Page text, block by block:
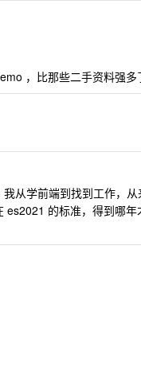
，比那些二手资料强多
从学前端到找到工作，
的标准，得到哪